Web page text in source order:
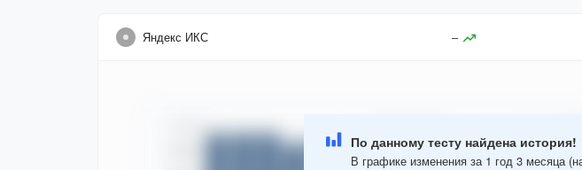
Яндекс ИКС –
По данному тесту найдена история!
В графике изменения за 1 год 3 месяца